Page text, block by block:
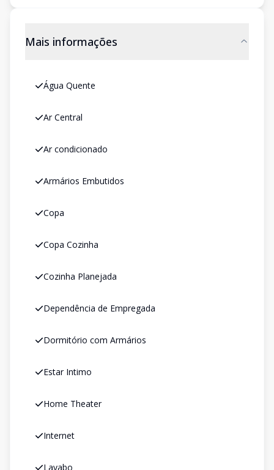
Mais informações
Água Quente
Ar Central
Ar condicionado
Armários Embutidos
Copa
Copa Cozinha
Cozinha Planejada
Dependência de Empregada
Dormitório com Armários
Estar Intimo
Home Theater
Internet
Lavabo